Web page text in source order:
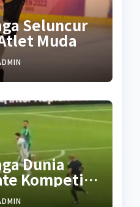
Seluncur
Muda
Dunia
Kompetisi